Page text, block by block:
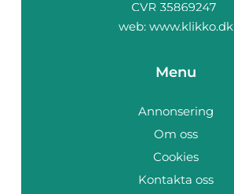
web: www.klikko.dk
Menu
Annonsering
Om oss
Cookies
Kontakta oss